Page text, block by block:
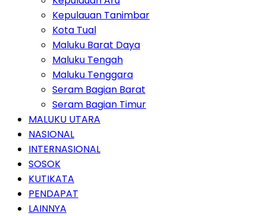
Kepulauan Tanimbar
Kota Tual
Maluku Barat Daya
Maluku Tengah
Maluku Tenggara
Seram Bagian Barat
Seram Bagian Timur
MALUKU UTARA
NASIONAL
INTERNASIONAL
SOSOK
KUTIKATA
PENDAPAT
LAINNYA